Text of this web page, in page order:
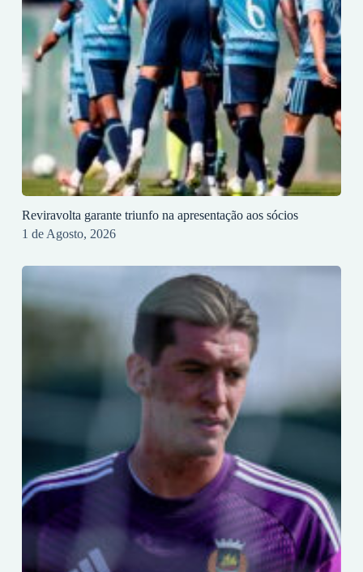
Reviravolta garante triunfo na apresentação aos sócios
1 de Agosto, 2026